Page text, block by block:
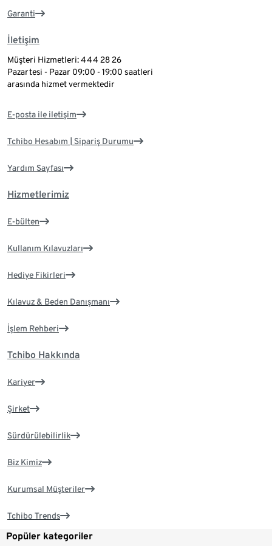
Garanti
İletişim
Müşteri Hizmetleri: 444 28 26
Pazartesi - Pazar 09:00 - 19:00 saatleri
arasında hizmet vermektedir
E-posta ile iletişim
Tchibo Hesabım | Sipariş Durumu
Yardım Sayfası
Hizmetlerimiz
E-bülten
Kullanım Kılavuzları
Hediye Fikirleri
Kılavuz & Beden Danışmanı
İşlem Rehberi
Tchibo Hakkında
Kariyer
Şirket
Sürdürülebilirlik
Biz Kimiz
Kurumsal Müşteriler
Tchibo Trends
Popüler kategoriler